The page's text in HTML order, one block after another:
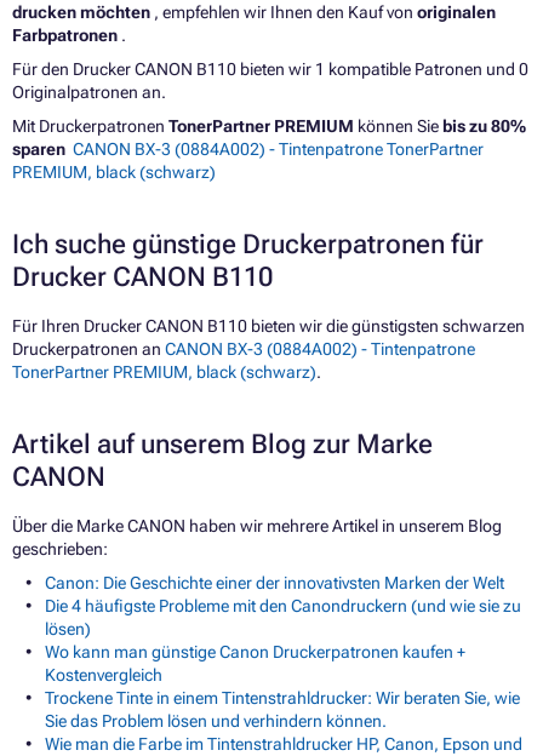
drucken möchten , empfehlen wir Ihnen den Kauf von originalen
Farbpatronen .
Für den Drucker CANON B110 bieten wir 1 kompatible Patronen und 0
Originalpatronen an.
Mit Druckerpatronen TonerPartner PREMIUM können Sie bis zu 80%
sparen CANON BX-3 (0884A002) - Tintenpatrone TonerPartner
PREMIUM, black (schwarz)
Ich suche günstige Druckerpatronen für
Drucker CANON B110
Für Ihren Drucker CANON B110 bieten wir die günstigsten schwarzen
Druckerpatronen an CANON BX-3 (0884A002) - Tintenpatrone
TonerPartner PREMIUM, black (schwarz).
Artikel auf unserem Blog zur Marke
CANON
Über die Marke CANON haben wir mehrere Artikel in unserem Blog
geschrieben:
Canon: Die Geschichte einer der innovativsten Marken der Welt
Die 4 häufigste Probleme mit den Canondruckern (und wie sie zu
lösen)
Wo kann man günstige Canon Druckerpatronen kaufen +
Kostenvergleich
Trockene Tinte in einem Tintenstrahldrucker: Wir beraten Sie, wie
Sie das Problem lösen und verhindern können.
Wie man die Farbe im Tintenstrahldrucker HP, Canon, Epson und